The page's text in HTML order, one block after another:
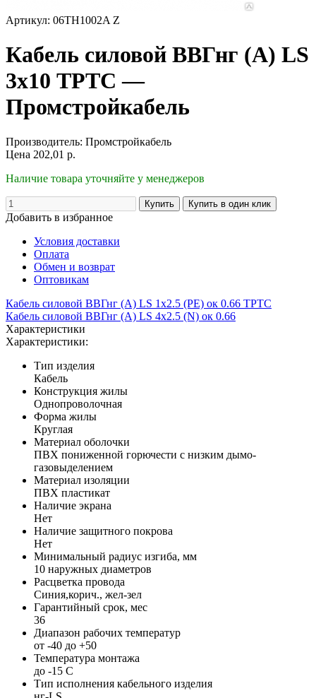
Артикул: 06TH1002A Z
Кабель силовой ВВГнг (А) LS
3х10 ТРТС —
Промстройкабель
Производитель: Промстройкабель
Цена 202,01 р.
Наличие товара уточняйте у менеджеров
Добавить в избранное
Условия доставки
Оплата
Обмен и возврат
Оптовикам
Кабель силовой ВВГнг (А) LS 1х2.5 (PE) ок 0.66 ТРТС
Кабель силовой ВВГнг (А) LS 4x2.5 (N) ок 0.66
Характеристики
Характеристики:
Тип изделия
Кабель
Конструкция жилы
Однопроволочная
Форма жилы
Круглая
Материал оболочки
ПВХ пониженной горючести с низким дымо-
газовыделением
Материал изоляции
ПВХ пластикат
Наличие экрана
Нет
Наличие защитного покрова
Нет
Минимальный радиус изгиба, мм
10 наружных диаметров
Расцветка провода
Cиния,корич., жел-зел
Гарантийный срок, мес
36
Диапазон рабочих температур
от -40 до +50
Температура монтажа
до -15 С
Тип исполнения кабельного изделия